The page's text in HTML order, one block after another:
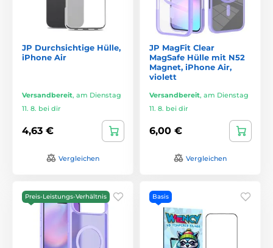
JP Durchsichtige Hülle,
iPhone Air
Versandbereit, am Dienstag
11. 8. bei dir
4,63 €
Vergleichen
JP MagFit Clear
MagSafe Hülle mit N52
Magnet, iPhone Air,
violett
Versandbereit, am Dienstag
11. 8. bei dir
6,00 €
Vergleichen
Preis-Leistungs-Verhältnis Basis